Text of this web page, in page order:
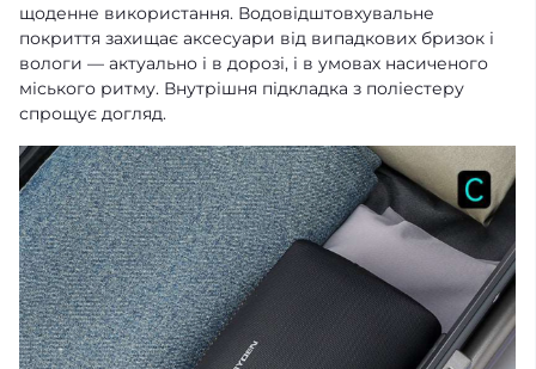
щоденне використання. Водовідштовхувальне
покриття захищає аксесуари від випадкових бризок і
вологи — актуально і в дорозі, і в умовах насиченого
міського ритму. Внутрішня підкладка з поліестеру
спрощує догляд.